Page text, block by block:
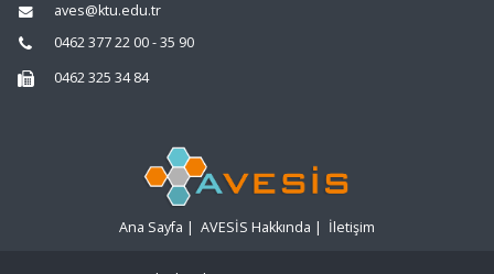
aves@ktu.edu.tr
0462 377 22 00 - 35 90
0462 325 34 84
Ana Sayfa | AVESİS Hakkında | İletişim